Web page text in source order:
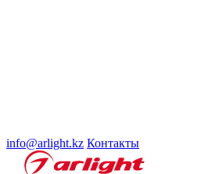
info@arlight.kz Контакты